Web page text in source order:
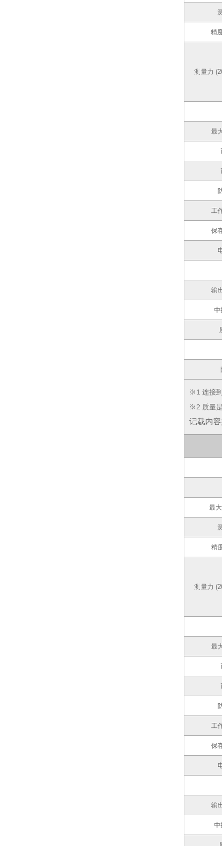
※1 连接
※2 质量
记载内
精
测量力
最
工
保
输
中
最
精
测量力
最
工
保
输
中